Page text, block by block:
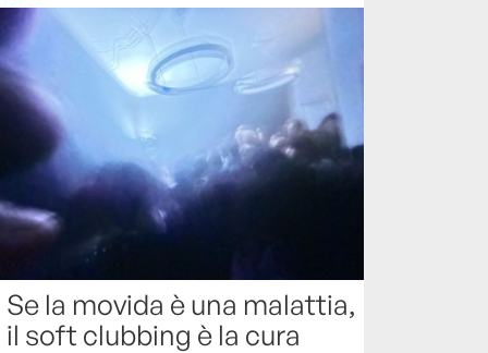
Se la movida è una malattia,
il soft clubbing è la cura